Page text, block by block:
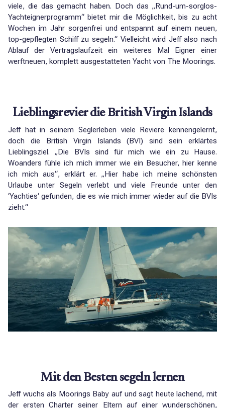
viele, die das gemacht haben. Doch das „Rund-um-sorglos-
Yachteignerprogramm“ bietet mir die Möglichkeit, bis zu acht
Wochen im Jahr sorgenfrei und entspannt auf einem neuen,
top-gepflegten Schiff zu segeln.“ Vielleicht wird Jeff also nach
Ablauf der Vertragslaufzeit ein weiteres Mal Eigner einer
werftneuen, komplett ausgestatteten Yacht von The Moorings.
Lieblingsrevier die British Virgin Islands
Jeff hat in seinem Seglerleben viele Reviere kennengelernt,
doch die British Virgin Islands (BVI) sind sein erklärtes
Lieblingsziel. „Die BVIs sind für mich wie ein zu Hause.
Woanders fühle ich mich immer wie ein Besucher, hier kenne
ich mich aus“, erklärt er. „Hier habe ich meine schönsten
Urlaube unter Segeln verlebt und viele Freunde unter den
‘Yachties‘ gefunden, die es wie mich immer wieder auf die BVIs
zieht.“
Mit den Besten segeln lernen
Jeff wuchs als Moorings Baby auf und sagt heute lachend, mit
der ersten Charter seiner Eltern auf einer wunderschönen,